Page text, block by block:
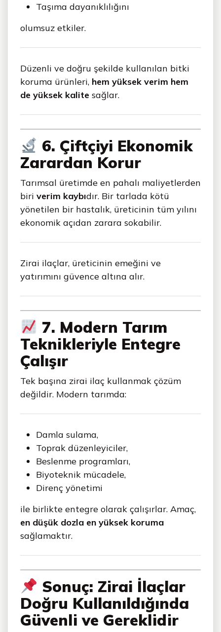
Taşıma dayanıklılığını
olumsuz etkiler.
Düzenli ve doğru şekilde kullanılan bitki
koruma ürünleri, hem yüksek verim hem
de yüksek kalite sağlar.
6. Çiftçiyi Ekonomik
Zarardan Korur
Tarımsal üretimde en pahalı maliyetlerden
biri verim kaybıdır. Bir tarlada kötü
yönetilen bir hastalık, üreticinin tüm yılını
ekonomik açıdan zarara sokabilir.
Zirai ilaçlar, üreticinin emeğini ve
yatırımını güvence altına alır.
7. Modern Tarım
Teknikleriyle Entegre
Çalışır
Tek başına zirai ilaç kullanmak çözüm
değildir. Modern tarımda:
Damla sulama,
Toprak düzenleyiciler,
Beslenme programları,
Biyoteknik mücadele,
Direnç yönetimi
ile birlikte entegre olarak çalışırlar. Amaç,
en düşük dozla en yüksek koruma
sağlamaktır.
Sonuç: Zirai İlaçlar
Doğru Kullanıldığında
Güvenli ve Gereklidir